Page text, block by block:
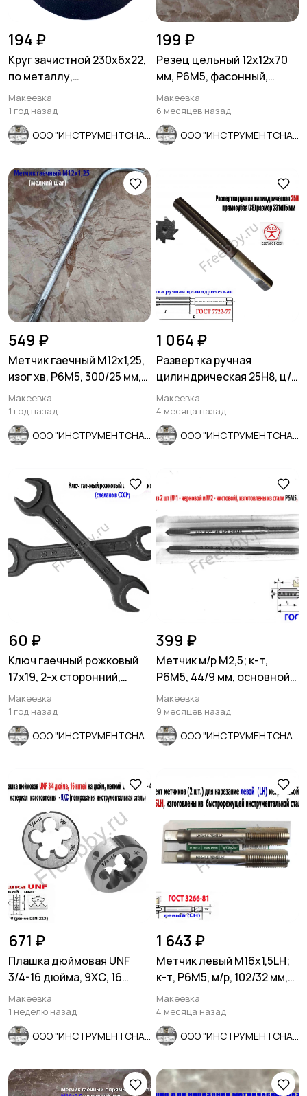
194 ₽
Круг зачистной 230х6х22,
по металлу,
армированный, А 24 R BF,
Луга, Ро
Макеевка
1 год назад
199 ₽
Резец цельный 12х12х70
мм, Р6М5, фасонный,
сделано в СССР.
Макеевка
6 месяцев назад
549 ₽
Метчик гаечный М12х1,25,
изог хв, Р6М5, 300/25 мм,
мелкий шаг, СССР.
Макеевка
1 год назад
1 064 ₽
Развертка ручная
цилиндрическая 25Н8, ц/
х, 9ХС, 231/115 мм, Z8,
СССР.
Макеевка
4 месяца назад
60 ₽
Ключ гаечный рожковый
17х19, 2-х сторонний,
сделано в СССР.
Макеевка
1 год назад
399 ₽
Метчик м/р М2,5; к-т,
Р6М5, 44/9 мм, основной
шаг, ГОСТ 3266-81.
Макеевка
9 месяцев назад
671 ₽
Плашка дюймовая UNF
3/4-16 дюйма, 9ХС, 16
нитей, мелкий шаг, 45/14
мм
Макеевка
1 неделю назад
1 643 ₽
Метчик левый М16х1,5LH;
к-т, Р6М5, м/р, 102/32 мм,
мелкий шаг.
Макеевка
4 месяца назад